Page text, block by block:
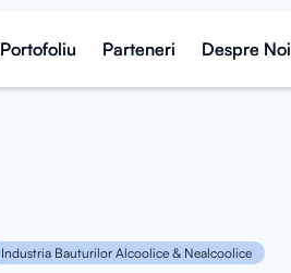
Portofoliu
Portofoliu Parteneri
Parteneri Despre Noi
Despre Noi
Industria Bauturilor Alcoolice & Nealcoolice